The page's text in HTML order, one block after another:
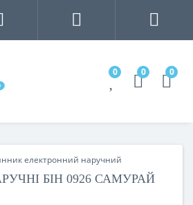
0 0 0
електронний наручний
БІН 0926 САМУРАЙ